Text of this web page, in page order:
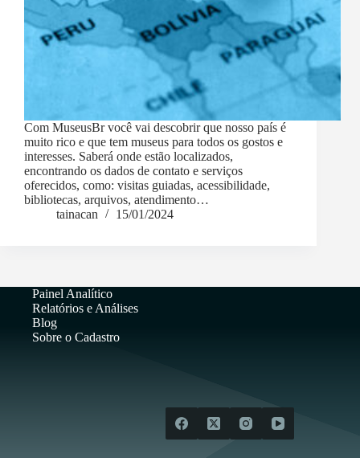
Com MuseusBr você vai descobrir que nosso país é
muito rico e que tem museus para todos os gostos e
interesses. Saberá onde estão localizados,
encontrando os dados de contato e serviços
oferecidos, como: visitas guiadas, acessibilidade,
bibliotecas, arquivos, atendimento…
tainacan
15/01/2024
Painel Analítico
Relatórios e Análises
Blog
Sobre o Cadastro